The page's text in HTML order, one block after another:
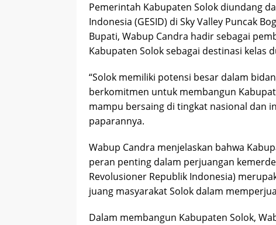
Pemerintah Kabupaten Solok diundang
Indonesia (GESID) di Sky Valley Puncak
Bupati, Wabup Candra hadir sebagai
Kabupaten Solok sebagai destinasi kelas
“Solok memiliki potensi besar dalam
berkomitmen untuk membangun
mampu bersaing di tingkat nasional dan
paparannya.
Wabup Candra menjelaskan bahwa
peran penting dalam perjuangan
Revolusioner Republik Indonesia)
juang masyarakat Solok dalam
Dalam membangun Kabupaten Solok,